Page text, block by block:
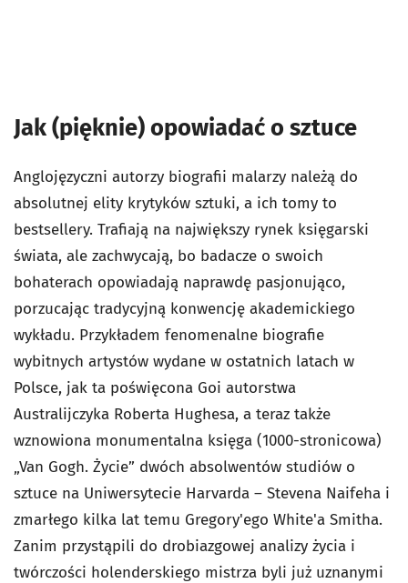
Jak (pięknie) opowiadać o sztuce
Anglojęzyczni autorzy biografii malarzy należą do
absolutnej elity krytyków sztuki, a ich tomy to
bestsellery. Trafiają na największy rynek księgarski
świata, ale zachwycają, bo badacze o swoich
bohaterach opowiadają naprawdę pasjonująco,
porzucając tradycyjną konwencję akademickiego
wykładu. Przykładem fenomenalne biografie
wybitnych artystów wydane w ostatnich latach w
Polsce, jak ta poświęcona Goi autorstwa
Australijczyka Roberta Hughesa, a teraz także
wznowiona monumentalna księga (1000-stronicowa)
„Van Gogh. Życie” dwóch absolwentów studiów o
sztuce na Uniwersytecie Harvarda – Stevena Naifeha i
zmarłego kilka lat temu Gregory'ego White'a Smitha.
Zanim przystąpili do drobiazgowej analizy życia i
twórczości holenderskiego mistrza byli już uznanymi